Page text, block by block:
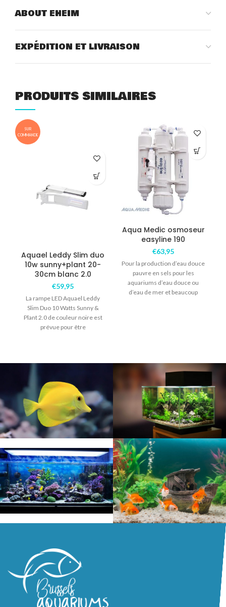
ABOUT EHEIM
EXPÉDITION ET LIVRAISON
PRODUITS SIMILAIRES
SUR
COMMANDE
Aquael Leddy Slim duo
10w sunny+plant 20-
30cm blanc 2.0
€59,95
La rampe LED Aquael Leddy
Slim Duo 10 Watts Sunny &
Plant 2.0 de couleur noire est
prévue pour être
Aqua Medic osmoseur
easyline 190
€63,95
Pour la production d’eau douce
pauvre en sels pour les
aquariums d’eau douce ou
d’eau de mer et beaucoup